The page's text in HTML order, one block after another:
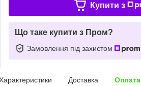
Купити з
Що таке купити з Пром?
Замовлення під захистом
Доставка Оплата